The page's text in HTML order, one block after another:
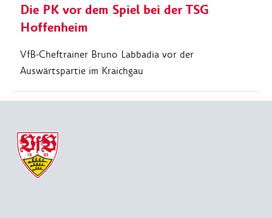
Die PK vor dem Spiel bei der TSG
Hoffenheim
VfB-Cheftrainer Bruno Labbadia vor der
Auswärtspartie im Kraichgau